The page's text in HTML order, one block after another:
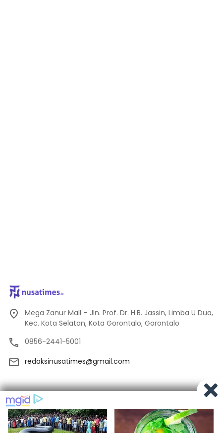
Mega Zanur Mall – Jln. Prof. Dr. H.B. Jassin, Limba U Dua,
Kec. Kota Selatan, Kota Gorontalo, Gorontalo
0856-2441-5001
redaksinusatimes@gmail.com